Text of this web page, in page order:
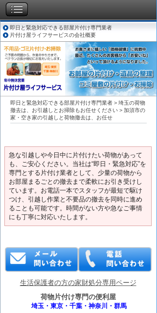
即日と緊急対応できる部屋片付け専門業者
片付け屋ライフサービスの会社概要
即日と緊急対応できる部屋片付け専門業者 > 埼玉の荷物
撤去は、お引越しとお掃除もお任せください > 加須市の
家・空き家の引越しと荷物撤去は、お任せ
急な引越しや今日中に片付けたい荷物があって
も、ご安心ください。当社は“即日・緊急対応”を
専門とする片付け業者として、少量の荷物から
お部屋まるごとの撤去まで柔軟にお引き受けし
ています。お電話一本でスタッフが最短で駆け
つけ、引越し作業と不要品の撤去を同時に進め
ることも可能です。時間がない方や急なご事情
にも丁寧に対応いたします。
生活保護者の方の家財処分専用ページ
荷物片付け専門の便利屋
埼玉・東京・千葉・神奈川・群馬